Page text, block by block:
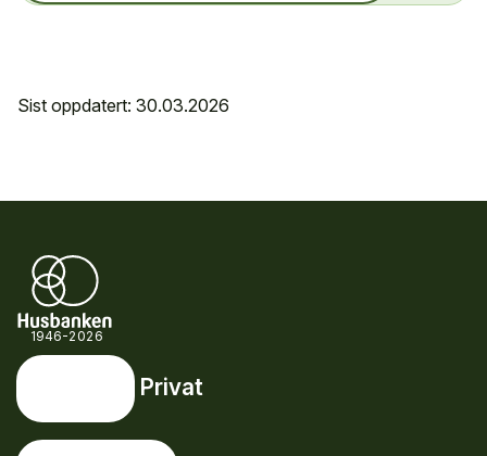
Sist oppdatert: 30.03.2026
1946-2026
Snarveier
Privat